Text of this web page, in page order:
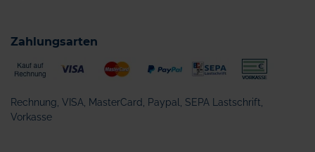
Zahlungsarten
Rechnung, VISA, MasterCard, Paypal, SEPA Lastschrift,
Vorkasse